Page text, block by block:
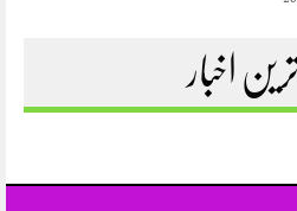
اخبار